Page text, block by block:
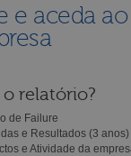
e aceda
relatório?
de Failure
e Resultados (3 anos)
e Atividade da